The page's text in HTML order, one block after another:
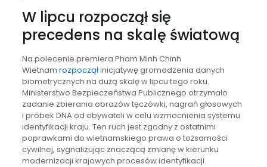
W lipcu rozpoczął się
precedens na skalę światową
Na polecenie premiera Pham Minh Chinh
Wietnam rozpocząłinicjatywę gromadzenia danych
biometrycznych na dużą skalę w lipcu tego roku.
Ministerstwo Bezpieczeństwa Publicznego otrzymało
zadanie zbierania obrazów tęczówki, nagrań głosowych
i próbek DNA od obywateli w celu wzmocnienia systemu
identyfikacji kraju. Ten ruch jest zgodny z ostatnimi
poprawkami do wietnamskiego prawa o tożsamości
cywilnej, sygnalizując znaczącą zmianę w kierunku
modernizacji krajowych procesów identyfikacji.